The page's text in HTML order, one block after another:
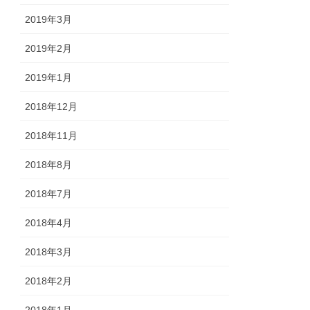
2019年3月
2019年2月
2019年1月
2018年12月
2018年11月
2018年8月
2018年7月
2018年4月
2018年3月
2018年2月